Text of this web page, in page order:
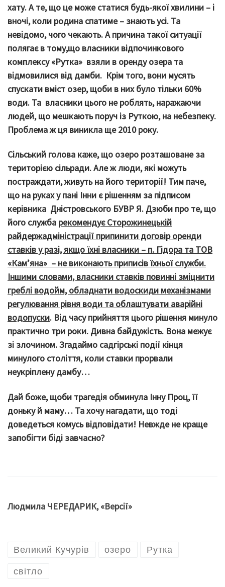
хату. А те, що це може статися будь-якої хвилини – і
вночі, коли родина спатиме – знають усі. Та
невідомо, чого чекають. А причина такої ситуації
полягає в тому,що власники відпочинкового
комплексу «Рутка» взяли в оренду озера та
відмовилися від дамби. Крім того, вони мусять
спускати вміст озер, щоби в них було тільки 60%
води. Та власники цього не роблять, наражаючи
людей, що мешкають поруч із Руткою, на небезпеку.
Проблема ж ця виникла ще 2010 року.
Сільський голова каже, що озеро розташоване за
територією сільради. Але ж люди, які можуть
постраждати, живуть на його території! Тим паче,
що на руках у пані Інни є рішенням за підписом
керівника Дністровського БУВР Я. Дзюби про те, що
його служба рекомендує Сторожинецькій
райдержадміністрації припинити договір оренди
ставків у разі, якщо їхні власники – п. Гідора та ТОВ
«Кам’яна» – не виконають приписів їхньої служби.
Іншими словами, власники ставків повинні зміцнити
греблі водойм, обладнати водоскиди механізмами
регулювання рівня води та облаштувати аварійні
водопуски. Від часу прийняття цього рішення минуло
практично три роки. Дивна байдужість. Вона межує
зі злочином. Згадаймо садгірські події кінця
минулого століття, коли ставки прорвали
неукріплену дамбу…
Дай боже, щоби трагедія обминула Інну Проц, її
доньку й маму… Та хочу нагадати, що тоді
доведеться комусь відповідати! Невжде не краще
запобігти біді завчасно?
Людмила ЧЕРЕДАРИК, «Версії»
Великий Кучурів озеро Рутка
світло